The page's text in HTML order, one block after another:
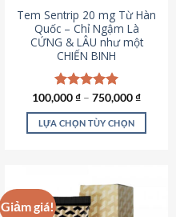
chọn
trên
trang
sản
phẩm
Tem Sentrip 20 mg Từ Hàn
Quốc – Chỉ Ngậm Là
CỨNG & LÂU như một
CHIẾN BINH
Được xếp
hạng5.00
5 sao
100,000₫ – 750,000₫
LỰA CHỌN TÙY CHỌN
có
nhiều
Giảm giá!